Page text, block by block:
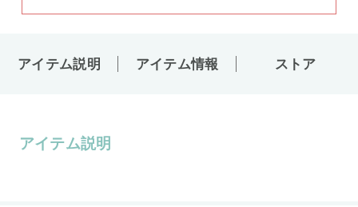
アイテム説明 アイテム情報 ストア
アイテム説明